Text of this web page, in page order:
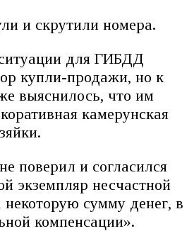
и скрутили номера.
для ГИБДД
купли-продажи, но к
выяснилось, что им
камерунская
поверил и согласился
экземпляр несчастной
сумму денег, в
компенсации».